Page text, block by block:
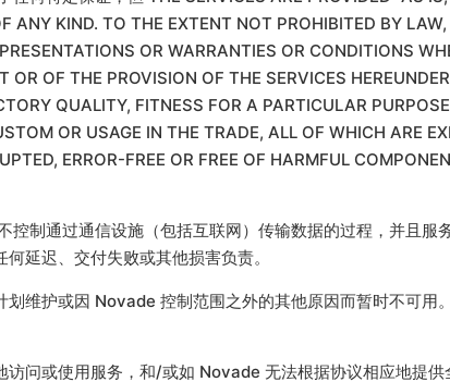
ANY KIND. TO THE EXTENT NOT PROHIBITED BY
OR WARRANTIES OR CONDITIONS
OR OF THE PROVISION OF THE SERVICES
QUALITY, FITNESS FOR A PARTICULAR
OR USAGE IN THE TRADE, ALL OF WHICH ARE
ERROR-FREE OR FREE OF HARMFUL
控制通过通信设施（包括互联网）传输数据的过程，并且服
延迟、交付失败或其他损害负责。
划维护或因 Novade 控制范围之外的其他原因而暂时不可
访问或使用服务，和/或如 Novade 无法根据协议相应地提